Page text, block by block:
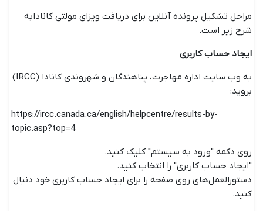
مراحل تشکیل پرونده آنلاین برای دریافت ویزای مولتی کانادابه
شرح زیر است.
ایجاد حساب کاربری
به وب سایت اداره مهاجرت، پناهندگان و شهروندی کانادا (IRCC)
بروید:
https://ircc.canada.ca/english/helpcentre/results-by-
topic.asp?top=4
روی دکمه "ورود به سیستم" کلیک کنید.
"ایجاد حساب کاربری" را انتخاب کنید.
دستورالعمل‌های روی صفحه را برای ایجاد حساب کاربری خود دنبال
کنید.